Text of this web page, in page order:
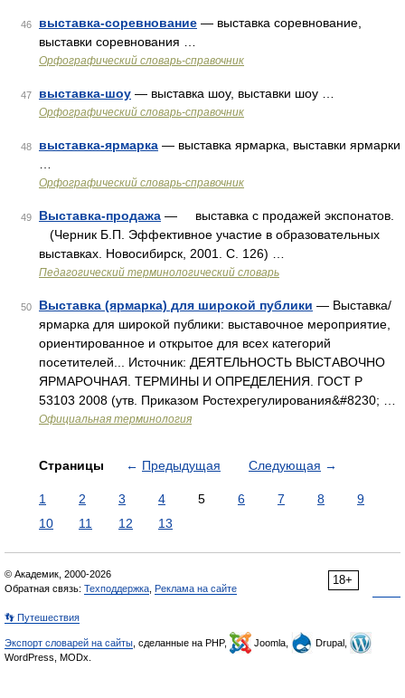
46 выставка-соревнование — выставка соревнование,
выставки соревнования …
Орфографический словарь-справочник
47 выставка-шоу — выставка шоу, выставки шоу …
Орфографический словарь-справочник
48 выставка-ярмарка — выставка ярмарка, выставки ярмарки
Орфографический словарь-справочник
49 Выставка-продажа — выставка с продажей экспонатов.
(Черник Б.П. Эффективное участие в образовательных
выставках. Новосибирск, 2001. С. 126) …
Педагогический терминологический словарь
50 Выставка (ярмарка) для широкой публики — Выставка/
ярмарка для широкой публики: выставочное мероприятие,
ориентированное и открытое для всех категорий
посетителей... Источник: ДЕЯТЕЛЬНОСТЬ ВЫСТАВОЧНО
ЯРМАРОЧНАЯ. ТЕРМИНЫ И ОПРЕДЕЛЕНИЯ. ГОСТ Р
53103 2008 (утв. Приказом Ростехрегулирования&#8230; …
Официальная терминология
Страницы ← Предыдущая Следующая →
1 2 3 4 5 6 7 8
9
10
11 12 13
18+
© Академик, 2000-2026
Обратная связь: Техподдержка Реклама на сайте
👣 Путешествия
Экспорт словарей на сайты , сделанные на PHP, Joomla,
Drupal,
WordPress, MODx.